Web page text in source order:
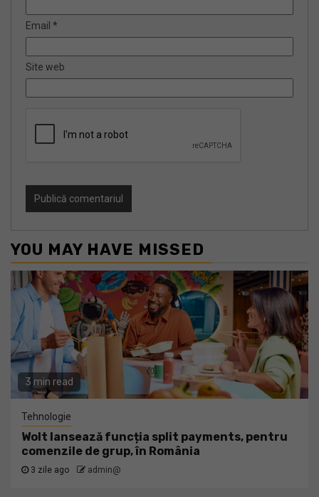
Email *
Site web
YOU MAY HAVE MISSED
3 min read
Tehnologie
Wolt lansează funcția split payments, pentru
comenzile de grup, în România
3 zile ago admin@